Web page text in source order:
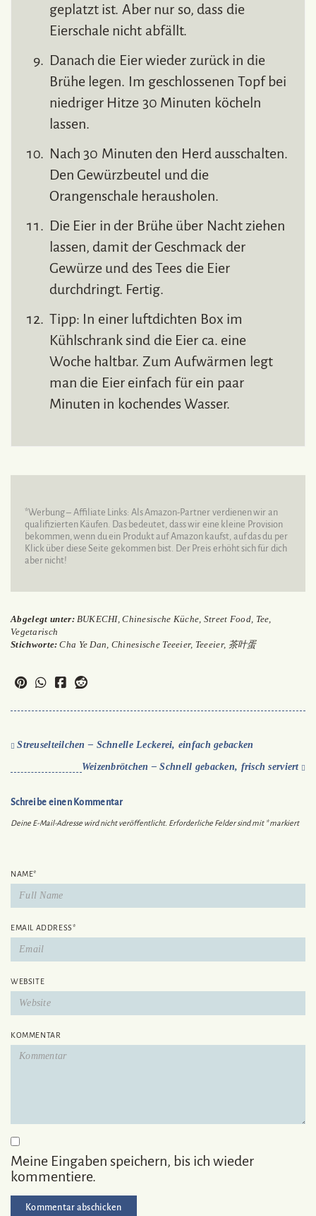
geplatzt ist. Aber nur so, dass die
Eierschale nicht abfällt.
Danach die Eier wieder zurück in die
Brühe legen. Im geschlossenen Topf bei
niedriger Hitze 30 Minuten köcheln
lassen.
Nach 30 Minuten den Herd ausschalten.
Den Gewürzbeutel und die
Orangenschale herausholen.
Die Eier in der Brühe über Nacht ziehen
lassen, damit der Geschmack der
Gewürze und des Tees die Eier
durchdringt. Fertig.
Tipp: In einer luftdichten Box im
Kühlschrank sind die Eier ca. eine
Woche haltbar. Zum Aufwärmen legt
man die Eier einfach für ein paar
Minuten in kochendes Wasser.
*Werbung – Affiliate Links: Als Amazon-Partner verdienen wir an
qualifizierten Käufen. Das bedeutet, dass wir eine kleine Provision
bekommen, wenn du ein Produkt auf Amazon kaufst, auf das du per
Klick über diese Seite gekommen bist. Der Preis erhöht sich für dich
aber nicht!
Abgelegt unter: BUKECHI,Chinesische Küche Street Food, Tee
Vegetarisch
Stichworte: Cha Ye Dan Chinesische Teeeier, Teeeier, 茶叶蛋
Streuselteilchen – Schnelle Leckerei, einfach gebacken
Weizenbrötchen – Schnell gebacken, frisch serviert
Schreibe einen Kommentar
Deine E-Mail-Adresse wird nicht veröffentlicht. Erforderliche Felder sind mit *markiert
NAME*
EMAIL ADDRESS*
WEBSITE
KOMMENTAR
Meine Eingaben speichern, bis ich wieder
kommentiere.